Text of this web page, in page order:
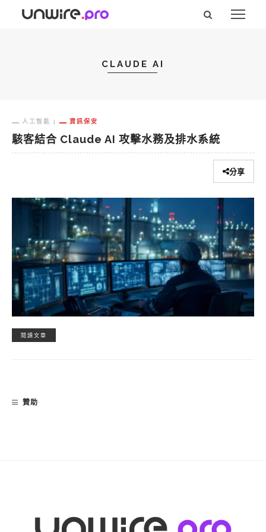
CLAUDE AI
人工智能 資訊保安
駭客結合 Claude AI 攻擊水務及排水系統
分享
閱讀文章
贊助